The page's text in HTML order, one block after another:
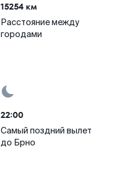
15254 км
Расстояние между
городами
22:00
Самый поздний вылет
до Брно